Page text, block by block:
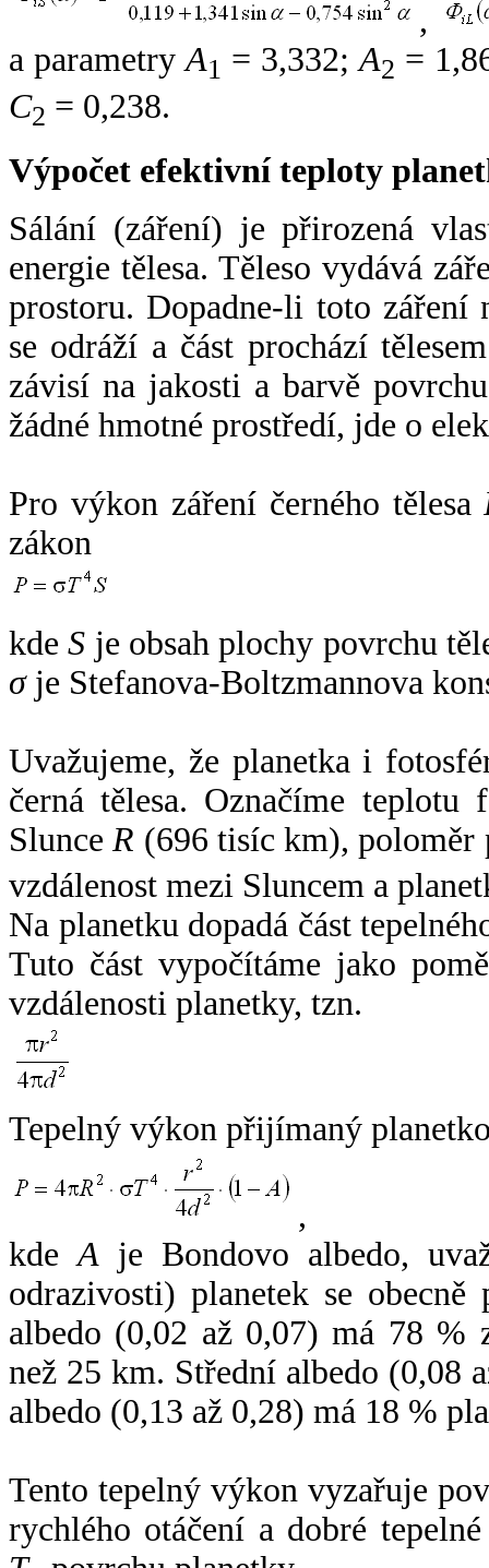
,
a parametryA1 = 3,332;A2 =
C2 = 0,238.
Výpočet efektivní teploty
Sálání (záření) je přirozená
energie tělesa. Těleso vydává
prostoru. Dopadne-li toto záření
se odráží a část prochází
závisí na jakosti a barvě
žádné hmotné prostředí, jde o
Pro výkon záření černého tělesa
zákon
kdeS je obsah plochy povrchu
σje Stefanova-Boltzmannova
Uvažujeme, že planetka i
černá tělesa. Označíme
SlunceR (696 tisíc km),
vzdálenost mezi Sluncem a
Na planetku dopadá část
Tuto část vypočítáme jako
vzdálenosti planetky, tzn.
Tepelný výkon přijímaný
,
kdeA je Bondovo albedo,
odrazivosti) planetek se
albedo (0,02 až 0,07) má 78 %
než 25 km. Střední albedo (0,08
albedo (0,13 až 0,28) má 18 %
Tento tepelný výkon vyzařuje
rychlého otáčení a dobré